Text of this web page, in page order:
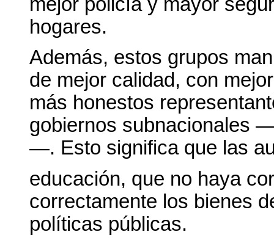
hogares.
Además, estos grupos
de mejor calidad, con
más honestos
gobiernos subnacionales
—. Esto significa que las
educación, que no haya
correctamente los bienes
políticas públicas.